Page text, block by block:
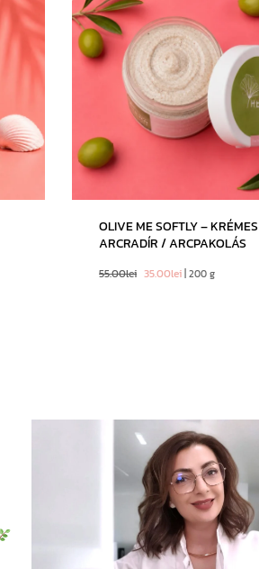
OLIVE ME SOFTLY – KRÉMES
ARCRADÍR / ARCPAKOLÁS
55.00lei 35.00lei | 200 g